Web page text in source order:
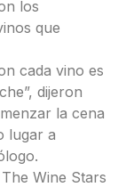
los
que
cada vino es
dijeron
la cena
lugar a
Wine Stars